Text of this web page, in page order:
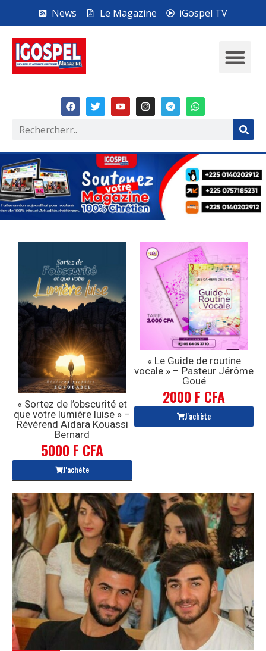
News Le Magazine iGospel TV
« Sortez de l’obscurité et
que votre lumière luise » –
Révérend Aïdara Kouassi
Bernard
5000 F CFA
J'achète
« Le Guide de routine
vocale » – Pasteur Jérôme
Goué
2000 F CFA
J'achète